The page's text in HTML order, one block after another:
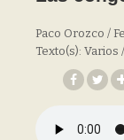
Paco Orozco /
Texto(s): Varios